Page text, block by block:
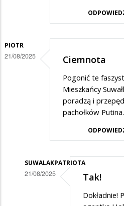
PIOTR
21/08/2025 Ciemnota
Pogonić te
Mieszkańcy
poradzą i
pachołków Putina.
SUWALAKPATRIOTA
21/08/2025 Tak!
Dokładnie!